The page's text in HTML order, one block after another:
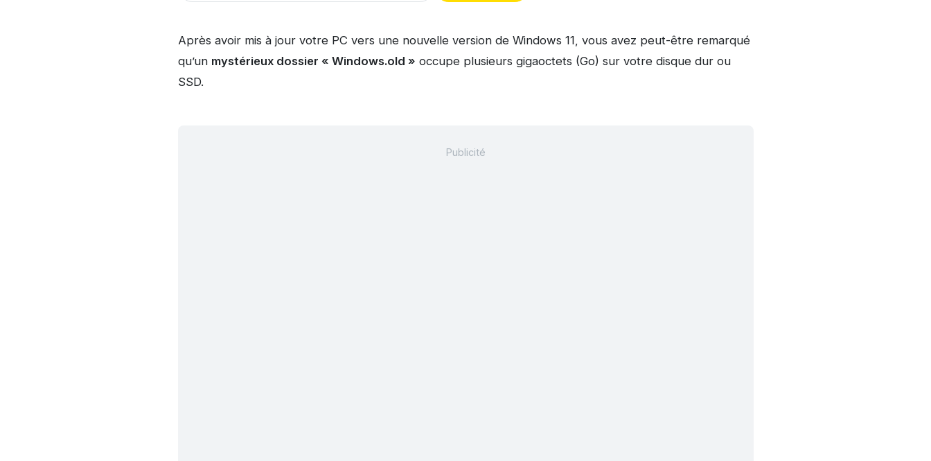
Après avoir mis à jour votre PC vers une nouvelle version de Windows 11, vous avez peut-être remarqué
qu’un mystérieux dossier « Windows.old » occupe plusieurs gigaoctets (Go) sur votre disque dur ou
SSD.